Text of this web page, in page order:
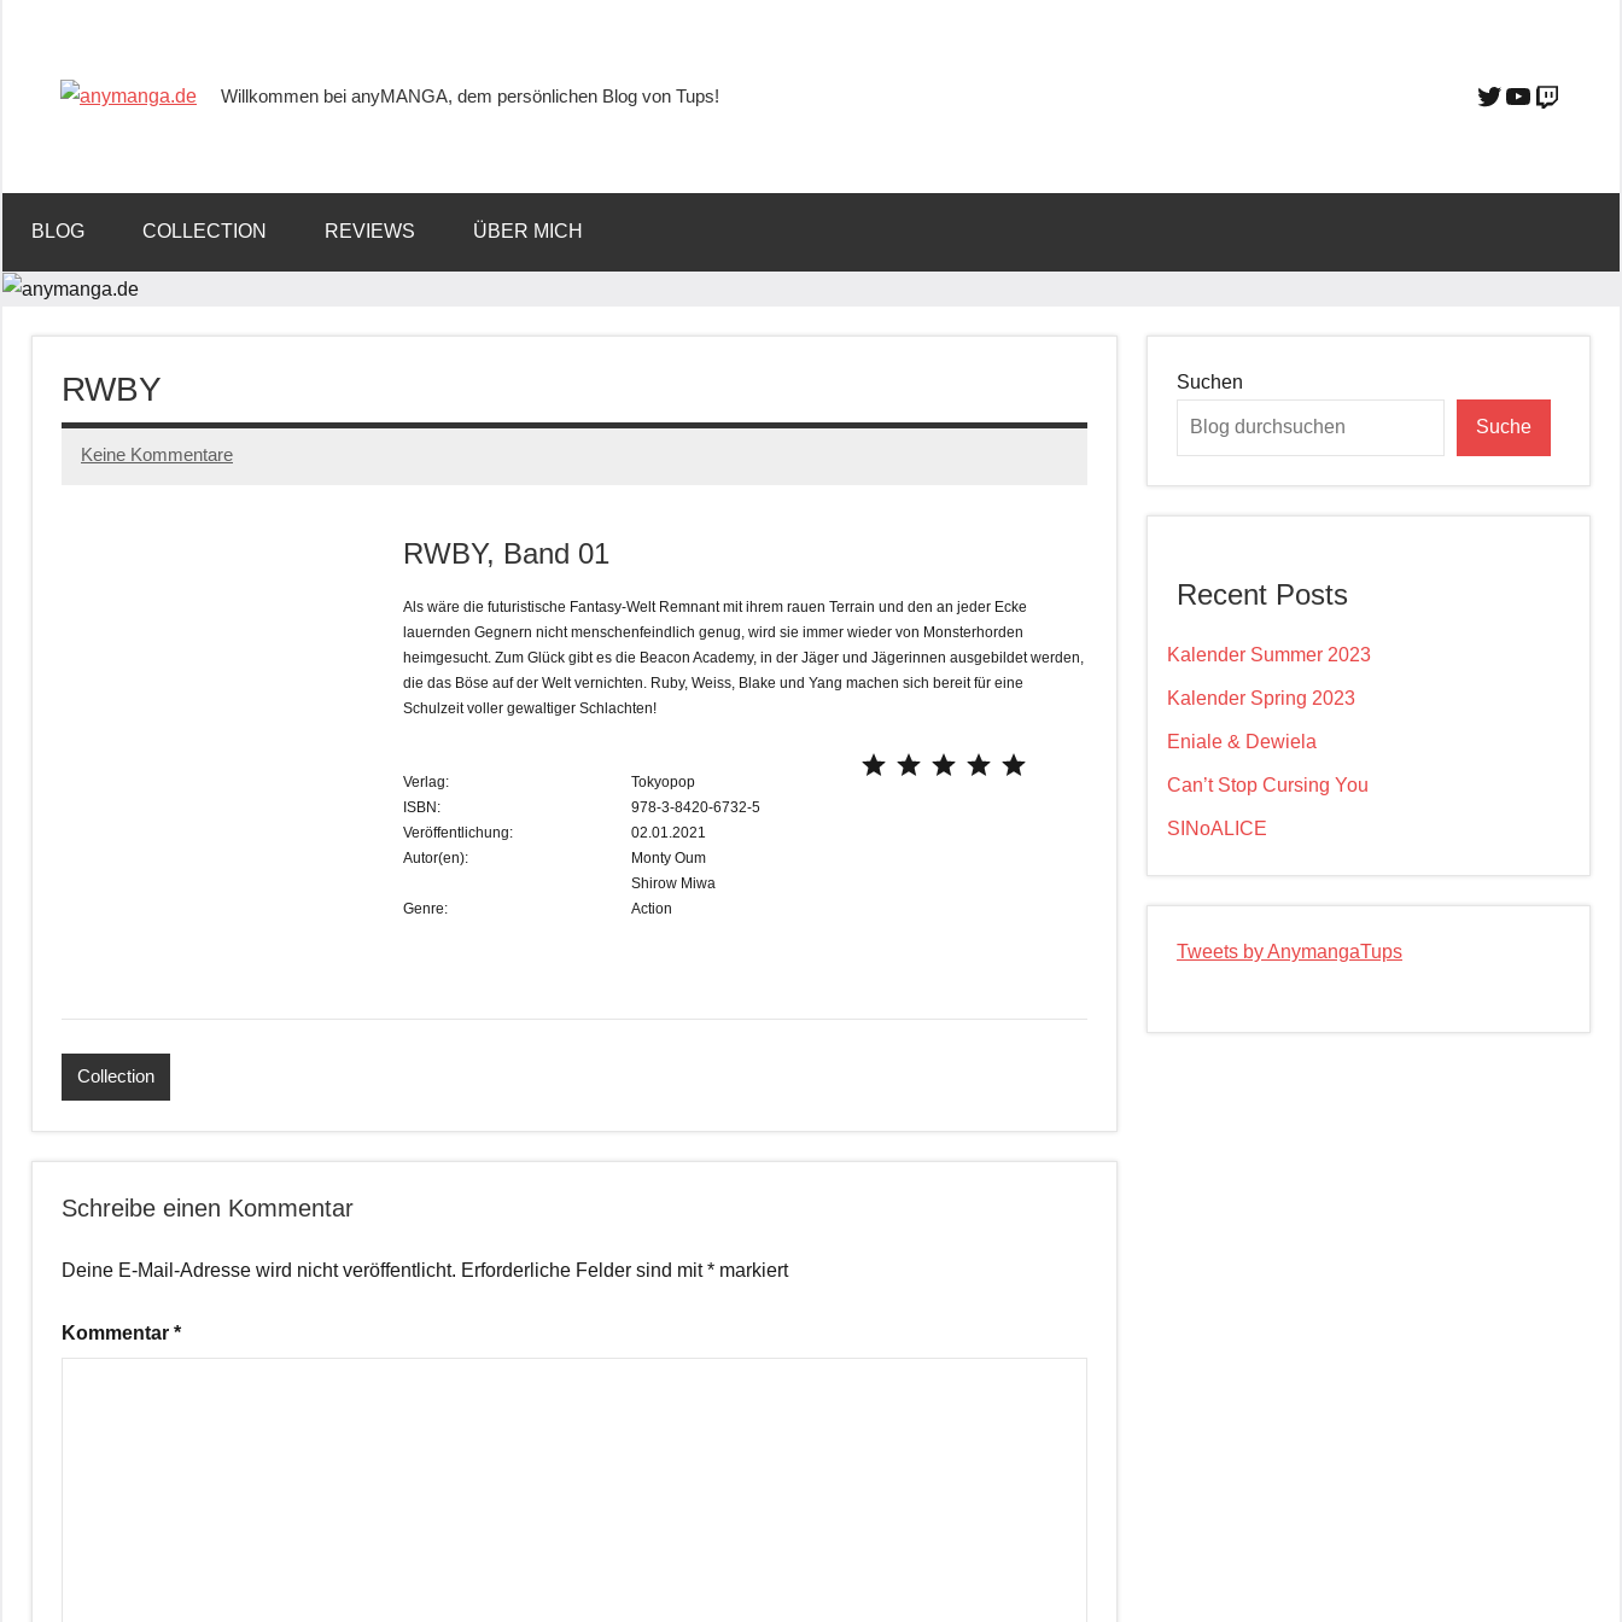
Willkommen bei anyMANGA, dem persönlichen Blog von Tups!
BLOG COLLECTION REVIEWS ÜBER MICH
RWBY
06/12/2022
Tups
Keine Kommentare
RWBY, Band 01
Als wäre die futuristische Fantasy-Welt Remnant mit ihrem rauen Terrain und den an jeder Ecke
lauernden Gegnern nicht menschenfeindlich genug, wird sie immer wieder von Monsterhorden
heimgesucht. Zum Glück gibt es die Beacon Academy, in der Jäger und Jägerinnen ausgebildet werden,
die das Böse auf der Welt vernichten. Ruby, Weiss, Blake und Yang machen sich bereit für eine
Schulzeit voller gewaltiger Schlachten!
Verlag:
ISBN:
Veröffentlichung:
Autor(en):
Genre:
Tokyopop
978-3-8420-6732-5
02.01.2021
Monty Oum
Shirow Miwa
Action
⭐⭐⭐⭐⭐
Collection
Schreibe einen Kommentar
Deine E-Mail-Adresse wird nicht veröffentlicht. Erforderliche Felder sind mit* markiert
Kommentar *
Suchen
Suche
Recent Posts
Kalender Summer 2023
Kalender Spring 2023
Eniale & Dewiela
Can’t Stop Cursing You
SINoALICE
Tweets by AnymangaTups